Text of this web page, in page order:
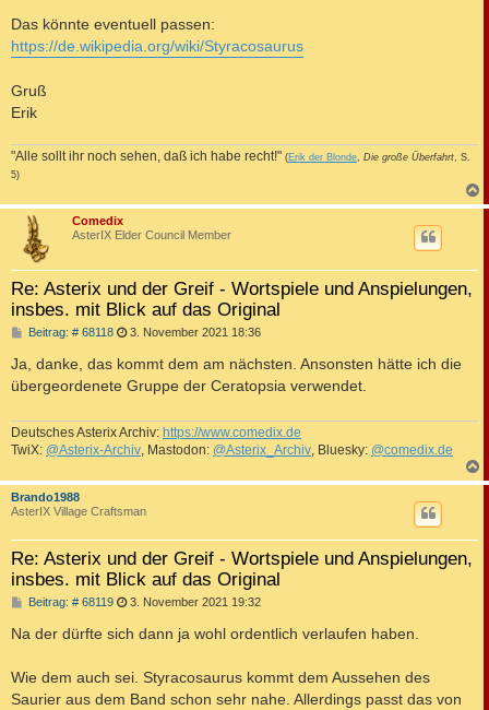
Das könnte eventuell passen:
https://de.wikipedia.org/wiki/Styracosaurus
Gruß
Erik
"Alle sollt ihr noch sehen, daß ich habe recht!" (Erik der Blonde, Die große Überfahrt, S.
5)
a
Comedix
AsterIX Elder Council Member
Re: Asterix und der Greif - Wortspiele und Anspielungen,
insbes. mit Blick auf das Original
Beitrag: # 68118B
r
3. November 2021 18:36
Ja, danke, das kommt dem am nächsten. Ansonsten hätte ich die
übergeordenete Gruppe der Ceratopsia verwendet.
Deutsches Asterix Archiv: https://www.comedix.de
TwiX: @Asterix-Archiv, Mastodon: @Asterix_Archiv, Bluesky: @comedix.de
a
Brando1988
AsterIX Village Craftsman
Re: Asterix und der Greif - Wortspiele und Anspielungen,
insbes. mit Blick auf das Original
Beitrag: # 68119B
i
t
g
3. November 2021 19:32
Na der dürfte sich dann ja wohl ordentlich verlaufen haben.
Wie dem auch sei. Styracosaurus kommt dem Aussehen des
Saurier aus dem Band schon sehr nahe. Allerdings passt das von